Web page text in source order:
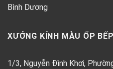
Bình Dương
XƯỞNG KÍNH MÀU ỐP BẾP
1/3, Nguyễn Đình Khơi,